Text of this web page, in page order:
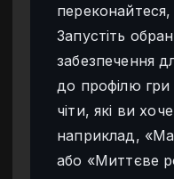
Запустіть
забезпечення
до профілю гри
чіти, які ви
наприклад,
або «Миттєве